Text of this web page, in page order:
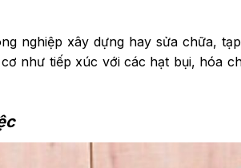
nghiệp xây dựng hay sửa chữa,
như tiếp xúc với các hạt bụi, hóa